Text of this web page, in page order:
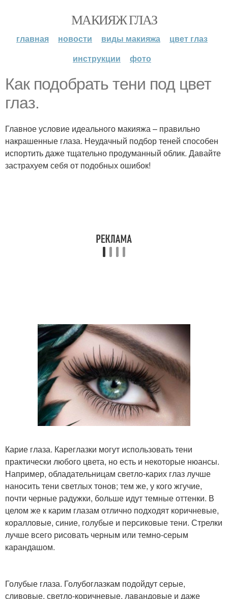
МАКИЯЖ ГЛАЗ
главная новости виды макияжа
цвет глаз
инструкции
фото
Как подобрать тени под цвет
глаз.
Главное условие идеального макияжа – правильно
накрашенные глаза. Неудачный подбор теней способен
испортить даже тщательно продуманный облик. Давайте
застрахуем себя от подобных ошибок!
Карие глаза. Кареглазки могут использовать тени
практически любого цвета, но есть и некоторые нюансы.
Например, обладательницам светло-карих глаз лучше
наносить тени светлых тонов; тем же, у кого жгучие,
почти черные радужки, больше идут темные оттенки. В
целом же к карим глазам отлично подходят коричневые,
коралловые, синие, голубые и персиковые тени. Стрелки
лучше всего рисовать черным или темно-серым
карандашом.
Голубые глаза. Голубоглазкам подойдут серые,
сливовые, светло-коричневые, лавандовые и даже